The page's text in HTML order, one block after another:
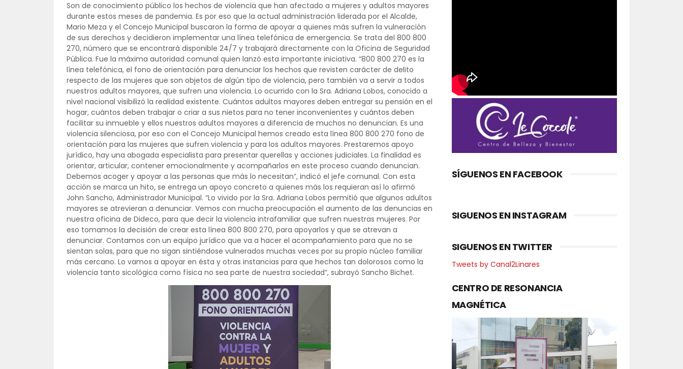
Son de conocimiento público los hechos de violencia que han afectado a mujeres y adultos mayores
durante estos meses de pandemia. Es por eso que la actual administración liderada por el Alcalde,
Mario Meza y el Concejo Municipal buscaron la forma de apoyar a quienes más sufren la vulneración
de sus derechos y decidieron implementar una línea telefónica de emergencia. Se trata del 800 800
270, número que se encontrará disponible 24/7 y trabajará directamente con la Oficina de Seguridad
Pública. Fue la máxima autoridad comunal quien lanzó esta importante iniciativa. “800 800 270 es la
línea telefónica, el fono de orientación para denunciar los hechos que revisten carácter de delito
respecto de las mujeres que son objetos de algún tipo de violencia, pero también va a servir a todos
nuestros adultos mayores, que sufren una violencia. Lo ocurrido con la Sra. Adriana Lobos, conocido a
nivel nacional visibilizó la realidad existente. Cuántos adultos mayores deben entregar su pensión en el
hogar, cuántos deben trabajar o criar a sus nietos para no tener inconvenientes y cuántos deben
facilitar su inmueble y ellos nuestros adultos mayores a diferencia de muchos no denuncian. Es una
violencia silenciosa, por eso con el Concejo Municipal hemos creado esta línea 800 800 270 fono de
orientación para las mujeres que sufren violencia y para los adultos mayores. Prestaremos apoyo
jurídico, hay una abogada especialista para presentar querellas y acciones judiciales. La finalidad es
orientar, articular, contener emocionalmente y acompañarlos en este proceso cuando denuncian.
Debemos acoger y apoyar a las personas que más lo necesitan”, indicó el jefe comunal. Con esta
acción se marca un hito, se entrega un apoyo concreto a quienes más los requieran así lo afirmó
John Sancho, Administrador Municipal. “Lo vivido por la Sra. Adriana Lobos permitió que algunos adultos
mayores se atrevieran a denunciar. Vemos con mucha preocupación el aumento de las denuncias en
nuestra oficina de Dideco, para que decir la violencia intrafamiliar que sufren nuestras mujeres. Por
eso tomamos la decisión de crear esta línea 800 800 270, para apoyarlos y que se atrevan a
denunciar. Contamos con un equipo jurídico que va a hacer el acompañamiento para que no se
sientan solas, para que no sigan sintiéndose vulnerados muchas veces por su propio núcleo familiar
más cercano. Lo vamos a apoyar en ésta y otras instancias para que hechos tan dolorosos como la
violencia tanto sicológica como física no sea parte de nuestra sociedad”, subrayó Sancho Bichet.
SÍGUENOS EN FACEBOOK
SIGUENOS EN INSTAGRAM
SIGUENOS EN TWITTER
Tweets by Canal2Linares
CENTRO DE RESONANCIA
MAGNÉTICA